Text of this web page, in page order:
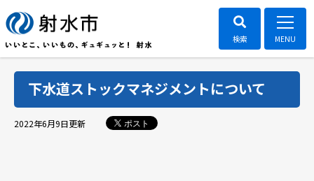
下水道ストックマネジメントについて
2022年6月9日更新 ポスト